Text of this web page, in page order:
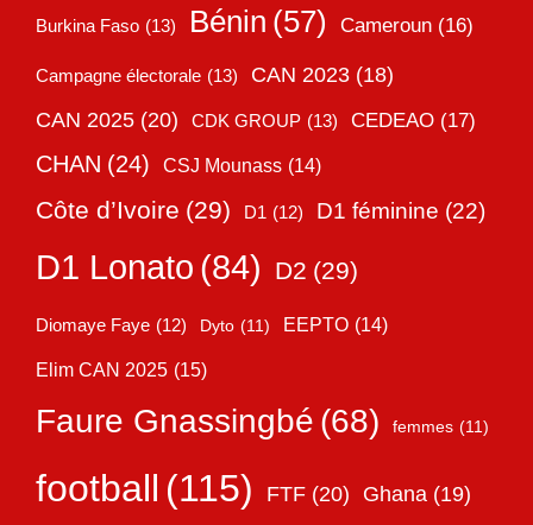
Burkina Faso (13) Bénin (57) Cameroun (16)
Campagne électorale (13) CAN 2023 (18)
CAN 2025 (20) CDK GROUP (13) CEDEAO (17)
CHAN (24) CSJ Mounass (14)
Côte d’Ivoire (29) D1 (12) D1 féminine (22)
D1 Lonato (84) D2 (29)
Diomaye Faye (12) Dyto (11) EEPTO (14)
Elim CAN 2025 (15)
Faure Gnassingbé (68) femmes (11)
football (115) FTF (20) Ghana (19)